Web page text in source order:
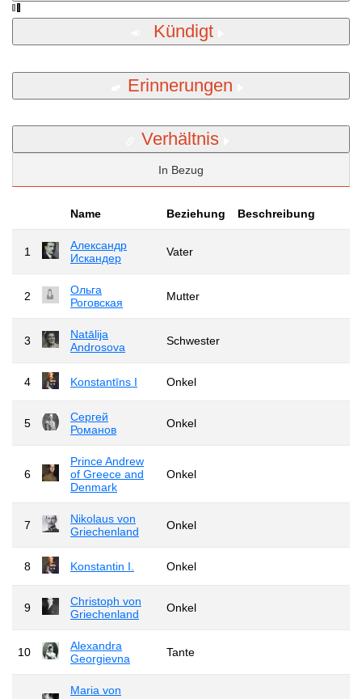
Kündigt
Erinnerungen
Verhältnis
In Bezug
Name Beziehung Beschreibung
1
Александр
Искандер
Vater
2
Ольга
Роговская
Mutter
3
Natālija
Androsova
Schwester
4 Konstantīns I Onkel
5
Сергей
Романов
Onkel
6
Prince Andrew
of Greece and
Denmark
Onkel
7
Nikolaus von
Griechenland
Onkel
8 Konstantin I. Onkel
9
Christoph von
Griechenland
Onkel
10
Alexandra
Georgievna
Tante
Maria von